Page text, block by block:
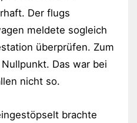
Der flugs
meldete sogleich
überprüfen. Zum
Das war bei
nicht so.
brachte